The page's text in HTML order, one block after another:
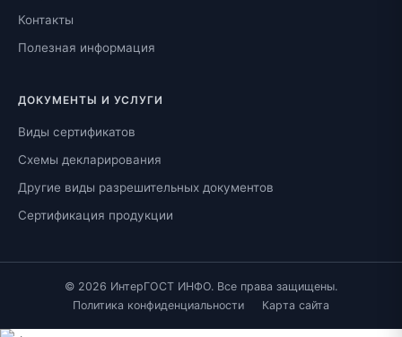
Контакты
Полезная информация
ДОКУМЕНТЫ И УСЛУГИ
Виды сертификатов
Схемы декларирования
Другие виды разрешительных документов
Сертификация продукции
© 2026 ИнтерГОСТ ИНФО. Все права защищены.
Политика конфиденциальности
Карта сайта